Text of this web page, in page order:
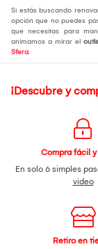
Si estás buscando
opción que no puedes
que necesitas para
animamos a mirar el
Sfera.
¡Descubre y
Compra fácil
En solo 6 simples
video
Retiro en